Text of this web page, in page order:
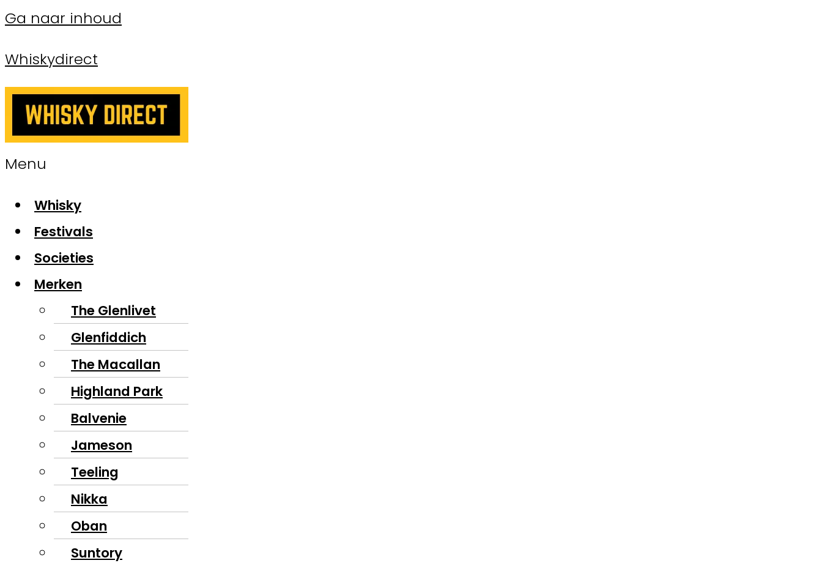
Ga naar inhoud
Whiskydirect
Menu
Whisky
Festivals
Societies
Merken
The Glenlivet
Glenfiddich
The Macallan
Highland Park
Balvenie
Jameson
Teeling
Nikka
Oban
Suntory